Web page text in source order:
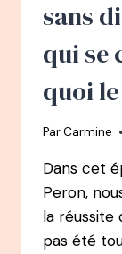
sans
qui se
quoi
ParCarmine
Dans cet
Peron,
la réussite
pas été